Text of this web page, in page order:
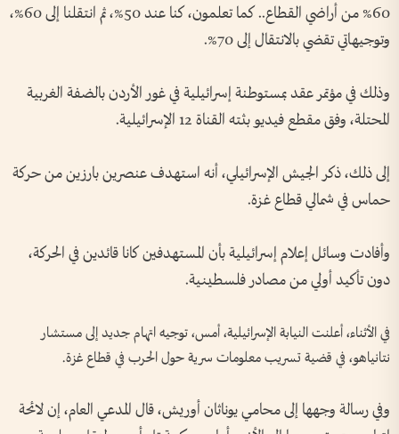
60% من أراضي القطاع.. كما تعلمون، كنا عند 50%، ثم انتقلنا إلى 60%،
وتوجيهاتي تقضي بالانتقال إلى 70%.
وذلك في مؤتمر عقد بمستوطنة إسرائيلية في غور الأردن بالضفة الغربية
المحتلة، وفق مقطع فيديو بثته القناة 12 الإسرائيلية.
إلى ذلك، ذكر الجيش الإسرائيلي، أنه استهدف عنصرين بارزين من حركة
حماس في شمالي قطاع غزة.
وأفادت وسائل إعلام إسرائيلية بأن المستهدفين كانا قائدين في الحركة،
دون تأكيد أولي من مصادر فلسطينية.
في الأثناء، أعلنت النيابة الإسرائيلية، أمس، توجيه اتهام جديد إلى مستشار
نتانياهو، في قضية تسريب معلومات سرية حول الحرب في قطاع غزة.
وفي رسالة وجهها إلى محامي يوناثان أوريش، قال المدعي العام، إن لائحة